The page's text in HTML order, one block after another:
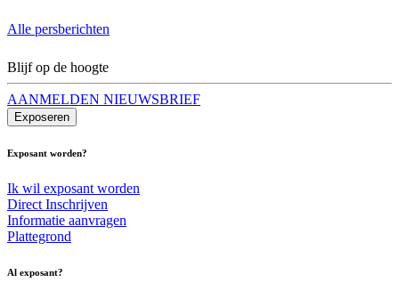
Alle persberichten
Blijf op de hoogte
AANMELDEN NIEUWSBRIEF
Exposeren
Exposant worden?
Ik wil exposant worden
Direct Inschrijven
Informatie aanvragen
Plattegrond
Al exposant?